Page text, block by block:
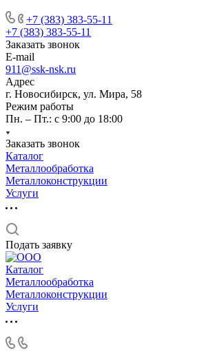
+7 (383) 383-55-11
+7 (383) 383-55-11
Заказать звонок
E-mail
911@ssk-nsk.ru
Адрес
г. Новосибирск, ул. Мира, 58
Режим работы
Пн. – Пт.: с 9:00 до 18:00
Заказать звонок
Каталог
Металлообработка
Металлоконструкции
Услуги
Подать заявку
Каталог
Металлообработка
Металлоконструкции
Услуги